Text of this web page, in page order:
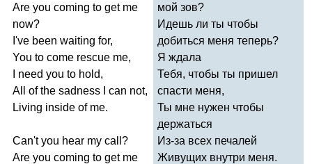
Are you coming to get me
now?
I've been waiting for,
You to come rescue me,
need you to hold,
All
of the sadness can not,
Living inside of me.
Can't you hear my call ?
Are you coming to get me
мой зов?
Идешь ли ты чтобы
добиться меня теперь?
Я ждала
Тебя, чтобы ты пришел
спасти меня,
Ты мне нужен чтобы
держаться
Из-за всех печалей
Живущих внутри меня.